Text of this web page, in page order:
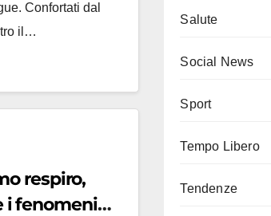
Confortati dal
il…
respiro,
i fenomeni
Salute
Social News
Sport
Tempo Libero
Tendenze